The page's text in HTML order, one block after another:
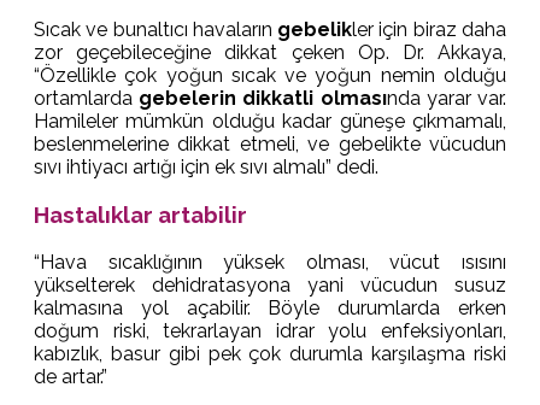
Sıcak ve bunaltıcı havaların gebelikler için biraz daha
zor geçebileceğine dikkat çeken Op. Dr. Akkaya,
“Özellikle çok yoğun sıcak ve yoğun nemin olduğu
ortamlarda gebelerin dikkatli olmasında yarar var.
Hamileler mümkün olduğu kadar güneşe çıkmamalı,
beslenmelerine dikkat etmeli, ve gebelikte vücudun
sıvı ihtiyacı artığı için ek sıvı almalı” dedi.
Hastalıklar artabilir
“Hava sıcaklığının yüksek olması, vücut ısısını
yükselterek dehidratasyona yani vücudun susuz
kalmasına yol açabilir. Böyle durumlarda erken
doğum riski, tekrarlayan idrar yolu enfeksiyonları,
kabızlık, basur gibi pek çok durumla karşılaşma riski
de artar.”